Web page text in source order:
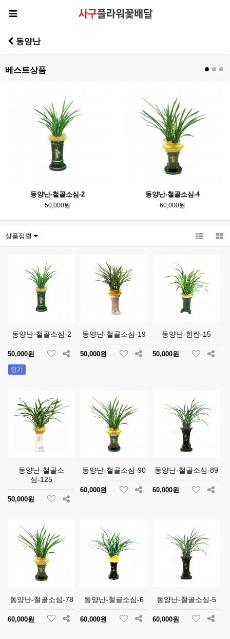
동양난
베스트상품
동양난-철골소심-2
50,000원
동양난-철골소심-4
60,000원
상품정렬
동양난-철골소심-2
50,000원
인기
동양난-철골소심-19
50,000원
동양난-한란-15
50,000원
동양난-철골소
심-125
50,000원
동양난-철골소심-90
60,000원
동양난-철골소심-89
60,000원
동양난-철골소심-78
60,000원
동양난-철골소심-6
60,000원
동양난-철골소심-5
60,000원